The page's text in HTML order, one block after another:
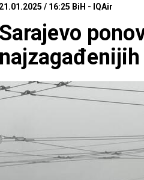
21.01.2025 / 16:25 BiH - IQAir
Sarajevo